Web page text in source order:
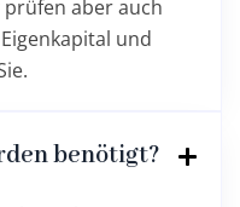
aber auch
und
benötigt?